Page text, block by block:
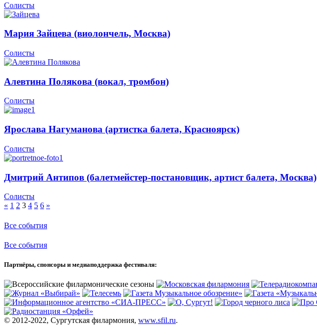
Солисты
Мария Зайцева (виолончель, Москва)
Солисты
Алевтина Полякова (вокал, тромбон)
Солисты
Ярослава Нагуманова (артистка балета, Красноярск)
Солисты
Дмитрий Антипов (балетмейстер-постановщик, артист балета, Москва)
Солисты
« 1 2 3 4 5 6 »
Все события
Все события
Партнёры, спонсоры и медиаподдержка фестиваля:
© 2012-2022, Сургутская филармония, www.sfil.ru.